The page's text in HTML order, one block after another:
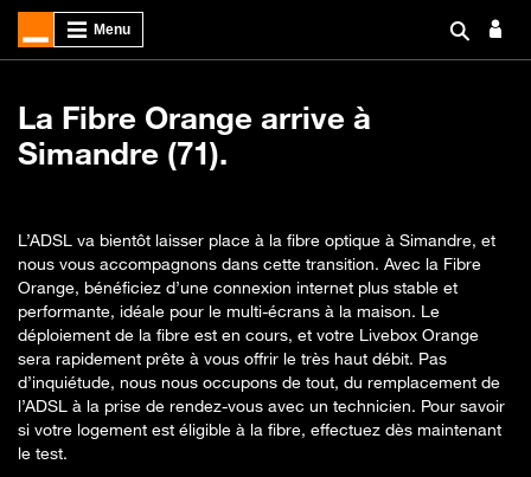
La Fibre Orange arrive à
Simandre (71).
L’ADSL va bientôt laisser place à la fibre optique à Simandre, et
nous vous accompagnons dans cette transition. Avec la Fibre
Orange, bénéficiez d’une connexion internet plus stable et
performante, idéale pour le multi-écrans à la maison. Le
déploiement de la fibre est en cours, et votre Livebox Orange
sera rapidement prête à vous offrir le très haut débit. Pas
d’inquiétude, nous nous occupons de tout, du remplacement de
l’ADSL à la prise de rendez-vous avec un technicien. Pour savoir
si votre logement est éligible à la fibre, effectuez dès maintenant
le test.